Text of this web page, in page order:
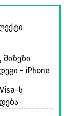
მიზეზი
- iPhone
ს